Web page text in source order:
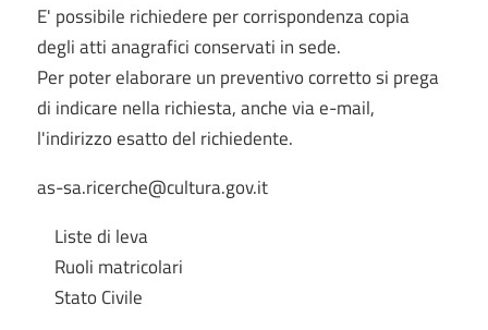
E' possibile richiedere per corrispondenza copia
degli atti anagrafici conservati in sede.
Per poter elaborare un preventivo corretto si prega
di indicare nella richiesta, anche via e-mail,
l'indirizzo esatto del richiedente.
as-sa.ricerche@cultura.gov.it
Liste di leva
Ruoli matricolari
Stato Civile